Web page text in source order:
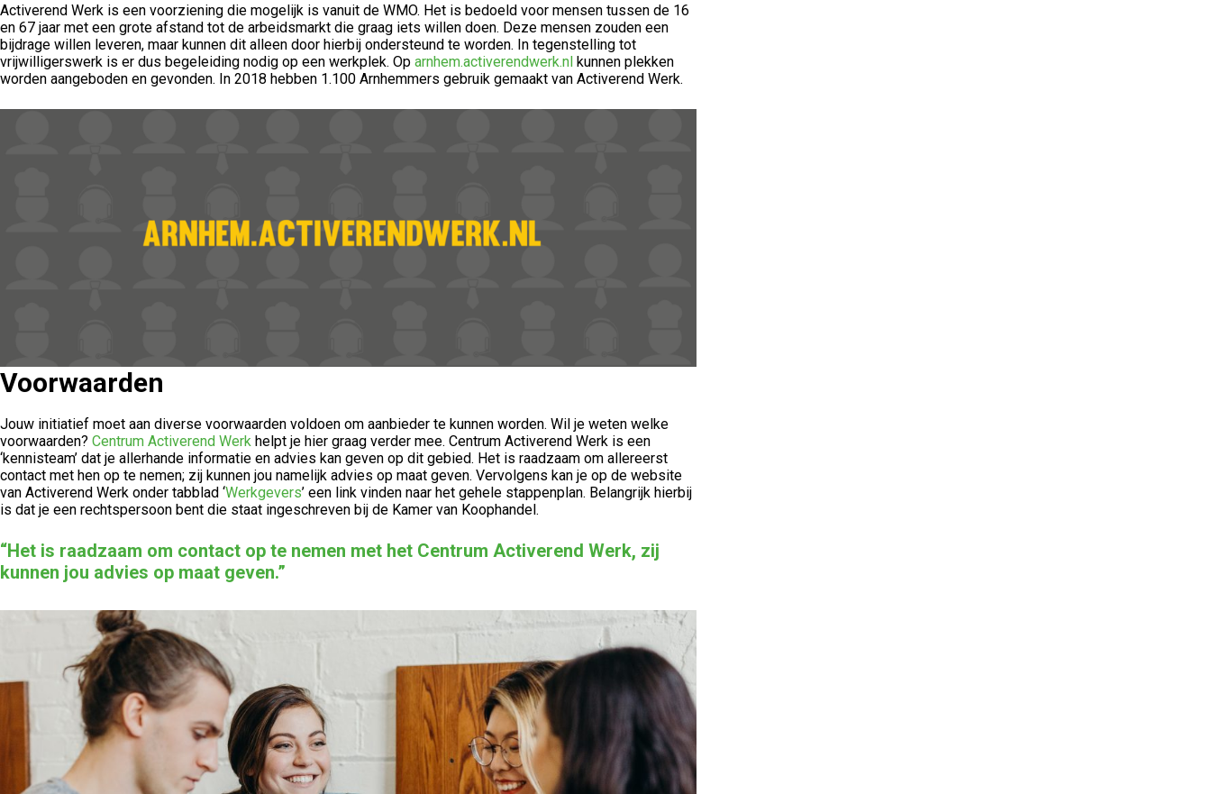
Activerend Werk is een voorziening die mogelijk is vanuit de WMO. Het is bedoeld voor mensen tussen de 16
en 67 jaar met een grote afstand tot de arbeidsmarkt die graag iets willen doen. Deze mensen zouden een
bijdrage willen leveren, maar kunnen dit alleen door hierbij ondersteund te worden. In tegenstelling tot
vrijwilligerswerk is er dus begeleiding nodig op een werkplek. Op arnhem.activerendwerk.nl kunnen plekken
worden aangeboden en gevonden. In 2018 hebben 1.100 Arnhemmers gebruik gemaakt van Activerend Werk.
Voorwaarden
Jouw initiatief moet aan diverse voorwaarden voldoen om aanbieder te kunnen worden. Wil je weten welke
voorwaarden? Centrum Activerend Werk helpt je hier graag verder mee. Centrum Activerend Werk is een
‘kennisteam’ dat je allerhande informatie en advies kan geven op dit gebied. Het is raadzaam om allereerst
contact met hen op te nemen; zij kunnen jou namelijk advies op maat geven. Vervolgens kan je op de website
van Activerend Werk onder tabblad ‘Werkgevers’ een link vinden naar het gehele stappenplan. Belangrijk hierbij
is dat je een rechtspersoon bent die staat ingeschreven bij de Kamer van Koophandel.
“Het is raadzaam om contact op te nemen met het Centrum Activerend Werk, zij
kunnen jou advies op maat geven.”